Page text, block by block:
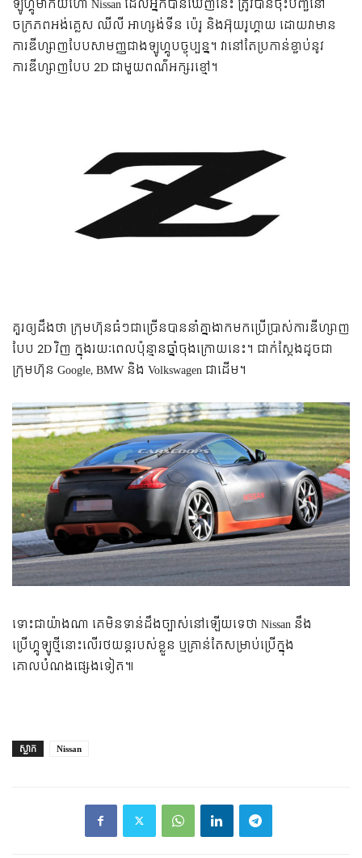
ឡូហ្គូម៉ាកយីហោ Nissan ដែលអ្នកបានឃើញនេះ ត្រូវបានចុះបញ្ជីនៅ
ចក្រភពអង់គ្លេស ឈីលី អាហ្សង់ទីន ប៉េរូ និងអ៊ុយរូហ្គាយ ដោយវាមាន
ការឌីហ្សាញបែបសាមញ្ញជាងឡូហ្គូបច្ចុប្បន្ន។ វានៅតែប្រកាន់ខ្ជាប់នូវ
ការឌីហ្សាញបែប 2D ជាមួយពណ៌អក្សរខ្មៅ។
គួរឲ្យដឹងថា ក្រុមហ៊ុនធំៗជាច្រើនបាននាំគ្នាងាកមកប្រើប្រាស់ការឌីហ្សាញ
បែប 2D វិញ ក្នុងរយៈពេលប៉ុន្មានឆ្នាំចុងក្រោយនេះ។ ជាក់ស្តែងដូចជា
ក្រុមហ៊ុន Google, BMW និង Volkswagen ជាដើម។
ទោះជាយ៉ាងណា គេមិនទាន់ដឹងច្បាស់នៅឡើយទេថា Nissan នឹង
ប្រើហ្គូឡូថ្មីនោះលើរថយន្តរបស់ខ្លួន ឬគ្រាន់តែសម្រាប់ប្រើក្នុង
គោលបំណងផ្សេងទៀត៕
ស្លាក Nissan